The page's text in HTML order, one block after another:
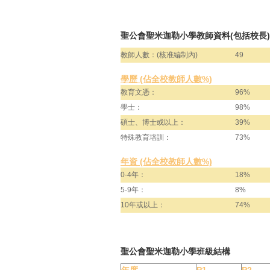
聖公會聖米迦勒小學教師資料(包括校長)
教師人數：(核准編制內) 49
學歷 (佔全校教師人數%)
教育文憑：
96%
學士：
98%
碩士、博士或以上：
39%
特殊教育培訓：
73%
年資 (佔全校教師人數%)
0-4年：
18%
5-9年：
8%
10年或以上：
74%
聖公會聖米迦勒小學班級結構